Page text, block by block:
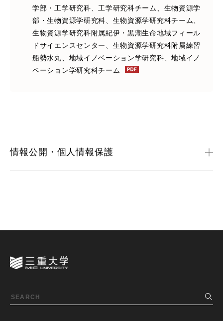
学部・工学研究科、工学研究科チーム、生物資源学
部・生物資源学研究科、生物資源学研究科チーム、
生物資源学研究科附属紀伊・黒潮生命地域フィール
ドサイエンスセンター、生物資源学研究科附属練習
船勢水丸、地域イノベーション学研究科、地域イノ
ベーション学研究科チーム
情報公開・個人情報保護